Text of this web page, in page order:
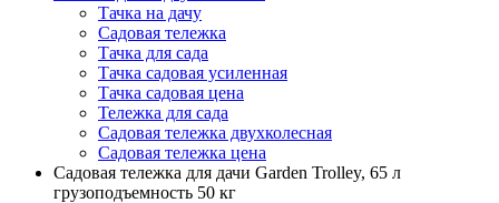
Тачка на дачу
Садовая тележка
Тачка для сада
Тачка садовая усиленная
Тачка садовая цена
Тележка для сада
Садовая тележка двухколесная
Садовая тележка цена
Садовая тележка для дачи Garden Trolley, 65 л
грузоподъемность 50 кг